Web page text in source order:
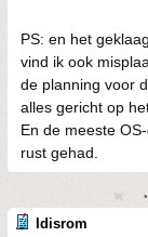
PS: en het
vind ik ook
de planning voor
alles gericht op
En de meeste
rust gehad.
Idisrom